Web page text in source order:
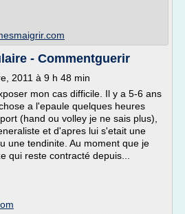
- Commentguerir
2011 à 9 h 48 min
mon cas difficile. Il y a 5-6 ans
a l'epaule quelques heures
(hand ou volley je ne sais plus),
et d'apres lui s'etait une
une tendinite. Au moment que je
qui reste contracté depuis...